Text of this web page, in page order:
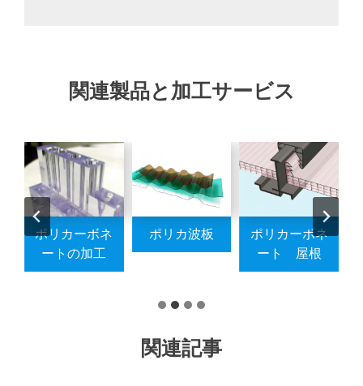
関連製品と加工サービス
ポリカーボネ
ートの加工
ポリカ波板
ポリカーボネ
ート 屋根
関連記事